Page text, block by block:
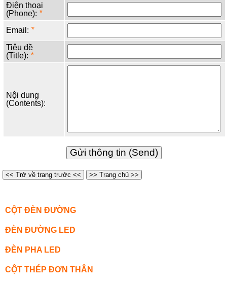
Điện thoại
(Phone): *
Email: *
Tiêu đề
(Title): *
Nội dung
(Contents):
<< Trở về trang trước << >> Trang chủ >>
CỘT ĐÈN ĐƯỜNG
ĐÈN ĐƯỜNG LED
ĐÈN PHA LED
CỘT THÉP ĐƠN THÂN